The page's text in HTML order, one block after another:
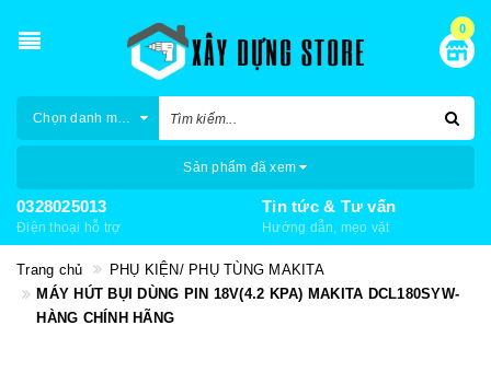
0
Chọn danh mục
Sản phẩm đã xem
0328025013
Điện thoại hỗ trợ
Tin tức & Tư vấn
Hướng dẫn, mẹo vặt
Trang chủ
PHỤ KIỆN/ PHỤ TÙNG MAKITA
MÁY HÚT BỤI DÙNG PIN 18V(4.2 KPA) MAKITA DCL180SYW-
HÀNG CHÍNH HÃNG